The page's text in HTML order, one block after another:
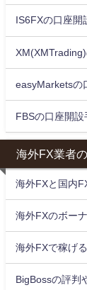
IS6FXの口座
easyMarketsの
FBSの口座開
海外FX業者
海外FXと国内
海外FXのボー
海外FXで稼げ
BigBossの評判